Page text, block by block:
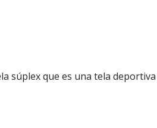
súplex que es una tela